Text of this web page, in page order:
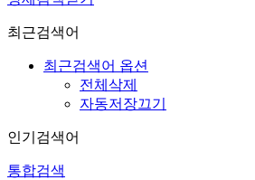
최근검색어
최근검색어 옵션
전체삭제
자동저장끄기
인기검색어
통합검색